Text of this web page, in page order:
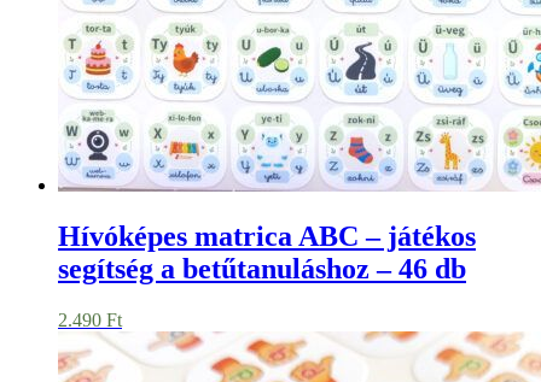
Hívóképes matrica ABC – játékos
segítség a betűtanuláshoz – 46 db
2.490 Ft